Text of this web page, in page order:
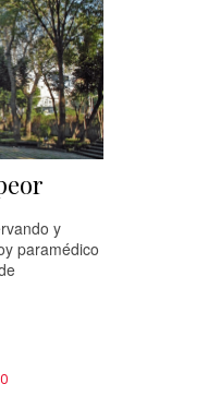
y
paramédico